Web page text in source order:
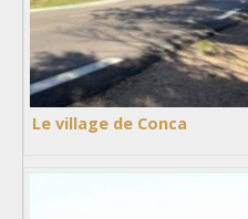
Le village de Conca